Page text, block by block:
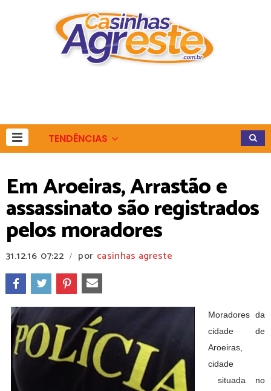
TENDÊNCIAS
Em Aroeiras, Arrastão e
assassinato são registrados
pelos moradores
31.12.16 07:22 / por casinhas agreste
Moradores da
cidade de
Aroeiras,
cidade
situada no